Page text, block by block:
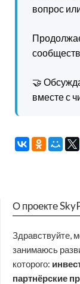
вопрос
🤝
вместе с
О проекте
Здравствуйте,
занимаюсь
которого:
партнёрские